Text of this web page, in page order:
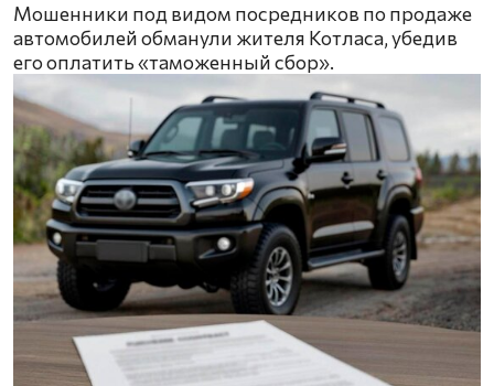
Мошенники под видом посредников по продаже
автомобилей обманули жителя Котласа, убедив
его оплатить «таможенный сбор».